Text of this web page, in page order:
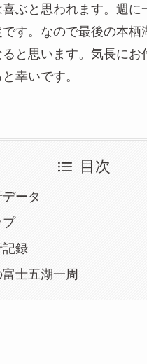
喜ぶと思われます。週に
です。なので最後の本栖
と思います。気長にお
幸いです。
目次
ータ
プ
記録
士五湖一周